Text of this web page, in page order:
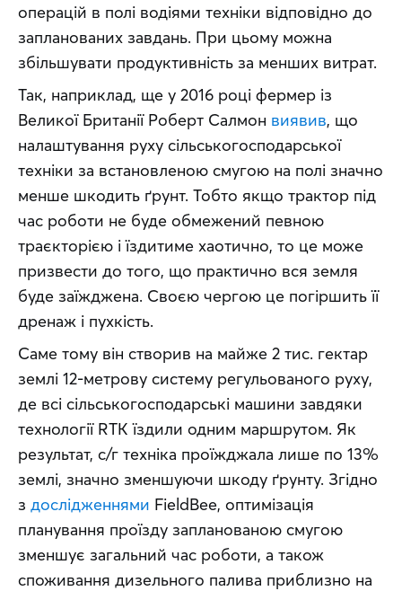
операцій в полі водіями техніки відповідно до
запланованих завдань. При цьому можна
збільшувати продуктивність за менших витрат.
Так, наприклад, ще у 2016 році фермер із
Великої Британії Роберт Салмон виявив, що
налаштування руху сільськогосподарської
техніки за встановленою смугою на полі значно
менше шкодить ґрунт. Тобто якщо трактор під
час роботи не буде обмежений певною
траєкторією і їздитиме хаотично, то це може
призвести до того, що практично вся земля
буде заїжджена. Своєю чергою це погіршить її
дренаж і пухкість.
Саме тому він створив на майже 2 тис. гектар
землі 12-метрову систему регульованого руху,
де всі сільськогосподарські машини завдяки
технології RTK їздили одним маршрутом. Як
результат, с/г техніка проїжджала лише по 13%
землі, значно зменшуючи шкоду ґрунту. Згідно
з дослідженнями FieldBee, оптимізація
планування проїзду запланованою смугою
зменшує загальний час роботи, а також
споживання дизельного палива приблизно на